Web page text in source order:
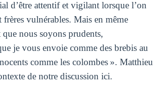
d’être attentif et vigilant lorsque l’on
frères vulnérables. Mais en même
nous soyons prudents,
je vous envoie comme des brebis au
comme les colombes ». Matthieu
de notre discussion ici.